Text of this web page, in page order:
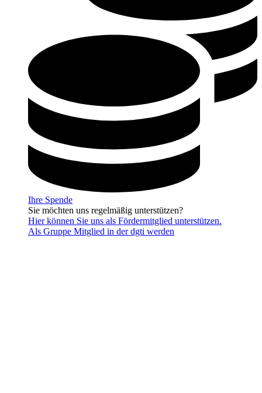
Ihre Spende
Sie möchten uns regelmäßig unterstützen?
Hier können Sie uns als Fördermitglied unterstützen.
Als Gruppe Mitglied in der dgti werden